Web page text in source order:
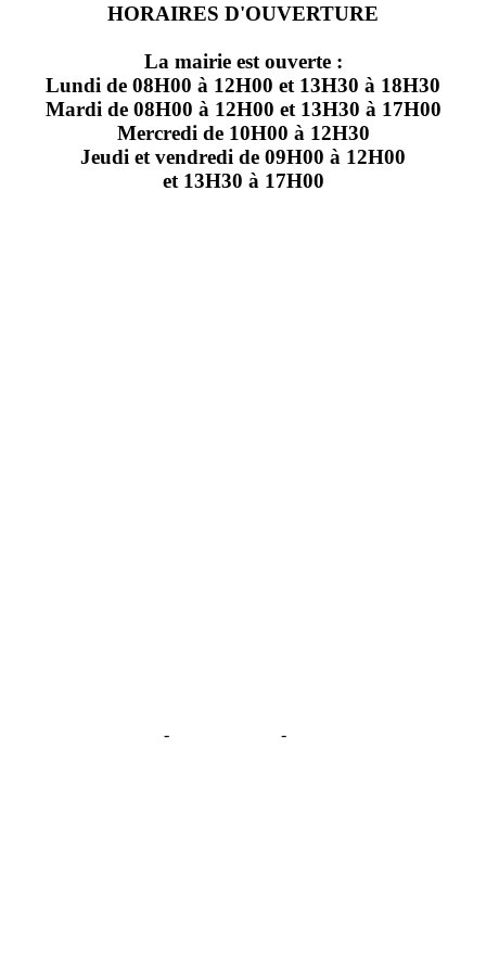
HORAIRES D'OUVERTURE
La mairie est ouverte :
Lundi de 08H00 à 12H00 et 13H30 à 18H30
Mardi de 08H00 à 12H00 et 13H30 à 17H00
Mercredi de 10H00 à 12H30
Jeudi et vendredi de 09H00 à 12H00
et 13H30 à 17H00
- -